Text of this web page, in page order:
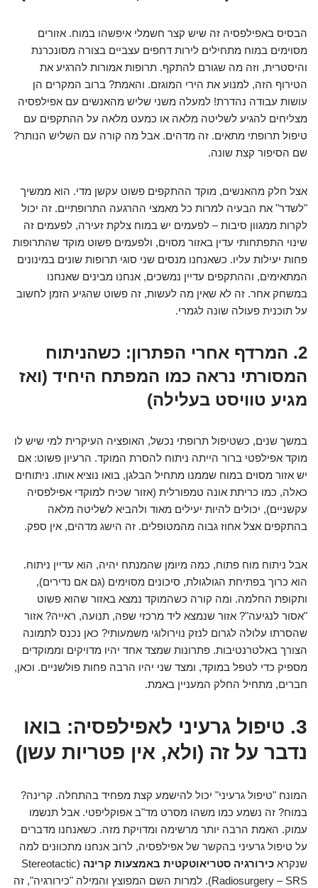
הבסיס באפילפסיה זה שיש קצר חשמלי איפשהו במוח. אזורים
מסוימים במוח מתחילים לירות דחפים עצביים בצורה מסונכרנת
והיסטרית, וזה מה שגורם להתקף. תרופות אמורות להרגיע את
הטירוף הזה, למנוע את הירי המוגזם. והאמת? ברוב המקרים הן
עושות עבודה נהדרת! למעלה משני שליש מהאנשים עם אפילפסיה
מצליחים להגיע לשליטה מלאה או כמעט מלאה על ההתקפים עם
טיפול תרופתי מתאים. זה מדהים. אבל מה קורה עם השליש הנותר?
שם הסיפור קצת שונה.
אצל חלק מהאנשים, מוקד ההתקפים פשוט עקשן מדי. הוא ממשיך
"לשדר" את הבעיה למרות כל מאמצי ההרגעה התרופתיים. זה יכול
לקרות ממגוון סיבות – לפעמים יש במוח צלקת זעירה, לפעמים זה
שינוי התפתחותי עדין באזור מסוים, ולפעמים פשוט מוקד שהתרופות
פחות יעילות עליו. כשאנחנו מנסים שני סוגי תרופות שונים במינונים
המתאימים, וההתקפים עדיין נמשכים, אנחנו מבינים שאנחנו
במשחק אחר. זה לא שאין מה לעשות, זה פשוט שהגיע הזמן לחשוב
על תוכנית פעולה שונה לגמרי.
2. המרדף אחרי הפתרון: כשהניתוח
המסורתי נראה כמו המפתח היחיד (ואז
מגיע טוויסט בעלילה)
במשך שנים, כשטיפול תרופתי נכשל, האופציה העיקרית למי שיש לו
מוקד אפילפטי ברור הייתה ניתוח להסרת המוקד. הרעיון פשוט: אם
יש אזור מסוים במוח שממנו מתחיל הבלגן, בואו נוציא אותו. ניתוחים
כאלה, כמו כריתת אונה טמפורלית (אזור שכיח למוקדי אפילפסיה
עקשניים), יכולים להיות יעילים מאוד ולהביא לשליטה מלאה
בהתקפים אצל אחוז גבוה מהמטופלים. זה הישג מדהים, אין ספק.
אבל ניתוח מוח פתוח, כמה מיומן שהמנתח יהיה, הוא עדיין ניתוח.
הוא כרוך בפתיחת הגולגולת, סיכונים מסוימים (גם אם נדירים),
ותקופת החלמה. ומה קורה כשהמוקד נמצא באזור שהוא פשוט
"אסור לנגיעה"? אזור שנמצא ליד מרכזי שפה, תנועה, ראייה? אזור
שהסרתו עלולה לגרום לנזק נוירולוגי משמעותי? כאן נכנס לתמונה
הצורך באלטרנטיבות. פתרונות שמצד אחד יהיו מדויקים וממוקדים
מספיק כדי לטפל במוקד, ומצד שני יהיו הרבה פחות פולשניים. וכאן,
חברים, מתחיל החלק המעניין באמת.
3. טיפול גרעיני לאפילפסיה: בואו
נדבר על זה (ולא, אין פטריות עשן)
המונח "טיפול גרעיני" יכול להישמע קצת מפחיד בהתחלה. קרינה?
במוח? זה נשמע כמו משהו מסרט מד"ב אפוקליפטי. אבל תנשמו
עמוק. האמת הרבה יותר מרשימה ומדויקת מזה. כשאנחנו מדברים
על טיפול גרעיני בהקשר של אפילפסיה, לרוב אנחנו מתכוונים למה
שנקרא כירורגיה סטריאוטקטית באמצעות קרינה
(Stereotactic
Radiosurgery – SRS). למרות השם המפוצץ והמילה "כירורגיה", זה